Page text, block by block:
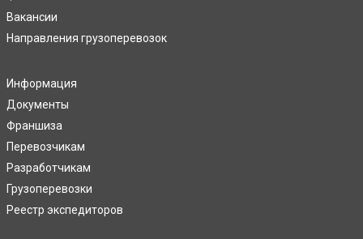
Вакансии
Направления грузоперевозок
Информация
Документы
Франшиза
Перевозчикам
Разработчикам
Грузоперевозки
Реестр экспедиторов